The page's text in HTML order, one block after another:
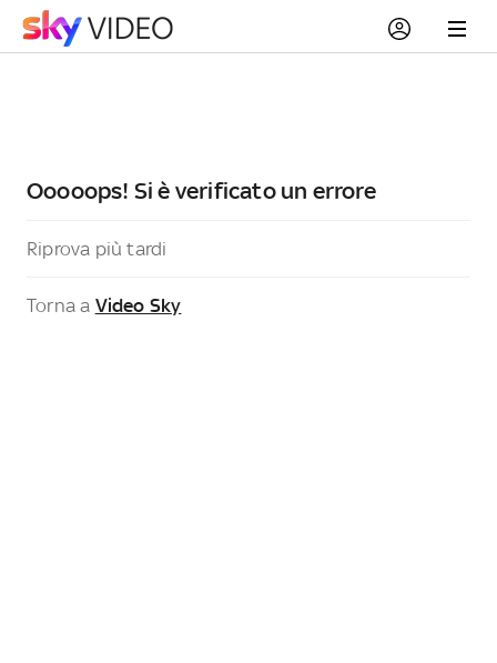
Ooooops! Si è verificato un errore
Riprova più tardi
Torna a Video Sky